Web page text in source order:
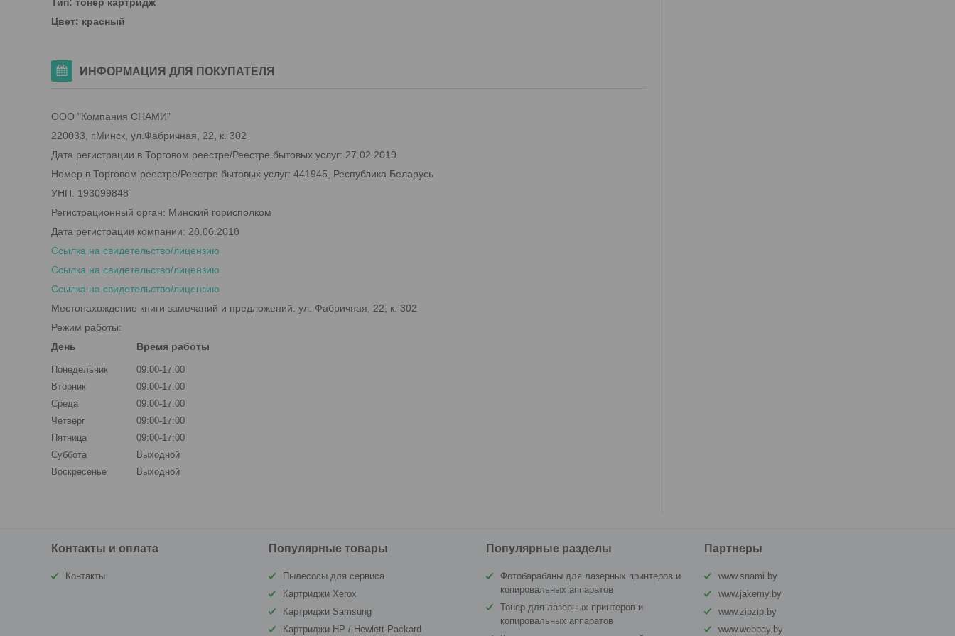
Цвет: красный
ИНФОРМАЦИЯ ДЛЯ ПОКУПАТЕЛЯ
ООО "Компания СНАМИ"
220033, г.Минск, ул.Фабричная, 22, к. 302
Дата регистрации в Торговом реестре/Реестре бытовых услуг: 27.02.2019
Номер в Торговом реестре/Реестре бытовых услуг: 441945, Республика Беларусь
УНП: 193099848
Регистрационный орган: Минский горисполком
Дата регистрации компании: 28.06.2018
Ссылка на свидетельство/лицензию
Ссылка на свидетельство/лицензию
Ссылка на свидетельство/лицензию
Местонахождение книги замечаний и предложений: ул. Фабричная, 22, к. 302
Режим работы:
День
Время работы
Понедельник
09:00-17:00
Вторник
09:00-17:00
Среда
09:00-17:00
Четверг
09:00-17:00
Пятница
09:00-17:00
Суббота
Выходной
Воскресенье
Выходной
Контакты и оплата
Контакты
Популярные товары
Пылесосы для сервиса
Картриджи Xerox
Картриджи Samsung
Картриджи HP / Hewlett-Packard
Популярные разделы
Фотобарабаны для лазерных принтеров и
копировальных аппаратов
Тонер для лазерных принтеров и
копировальных аппаратов
Партнеры
www.snami.by
www.jakemy.by
www.zipzip.by
www.webpay.by